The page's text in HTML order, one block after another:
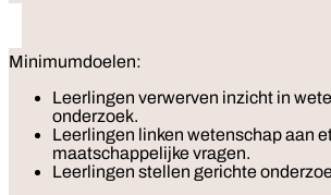
Minimumdoelen:
Leerlingen verwerven inzicht in
onderzoek.
Leerlingen linken wetenschap aan
maatschappelijke vragen.
Leerlingen stellen gerichte